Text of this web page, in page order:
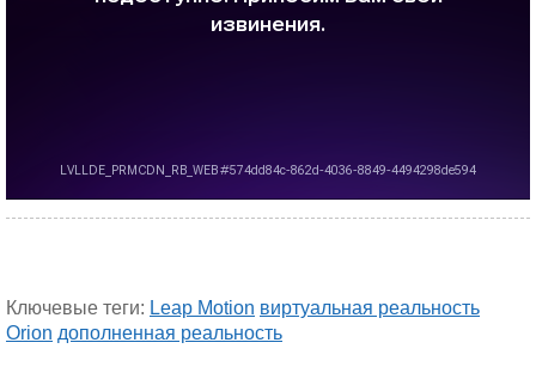
Ключевые теги: Leap Motion виртуальная реальность
Orion дополненная реальность